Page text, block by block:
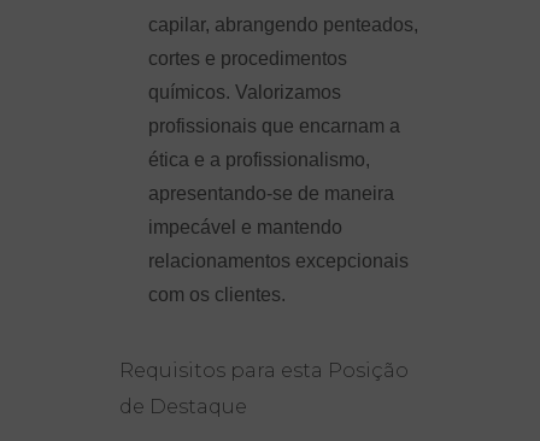
capilar, abrangendo penteados,
cortes e procedimentos
químicos. Valorizamos
profissionais que encarnam a
ética e a profissionalismo,
apresentando-se de maneira
impecável e mantendo
relacionamentos excepcionais
com os clientes.
Requisitos para esta Posição
de Destaque